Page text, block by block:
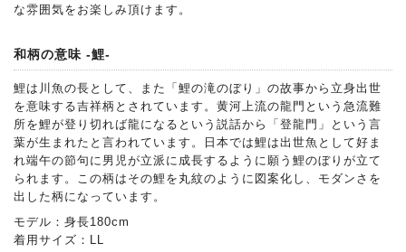
な雰囲気をお楽しみ頂けます。
和柄の意味 -鯉-
鯉は川魚の長として、また「鯉の滝のぼり」の故事から立身出世
を意味する吉祥柄とされています。黄河上流の龍門という急流難
所を鯉が登り切れば龍になるという説話から「登龍門」という言
葉が生まれたと言われています。日本では鯉は出世魚として好ま
れ端午の節句に男児が立派に成長するように願う鯉のぼりが立て
られます。この柄はその鯉を丸紋のように図案化し、モダンさを
出した柄になっています。
モデル：身長180cm
着用サイズ：LL